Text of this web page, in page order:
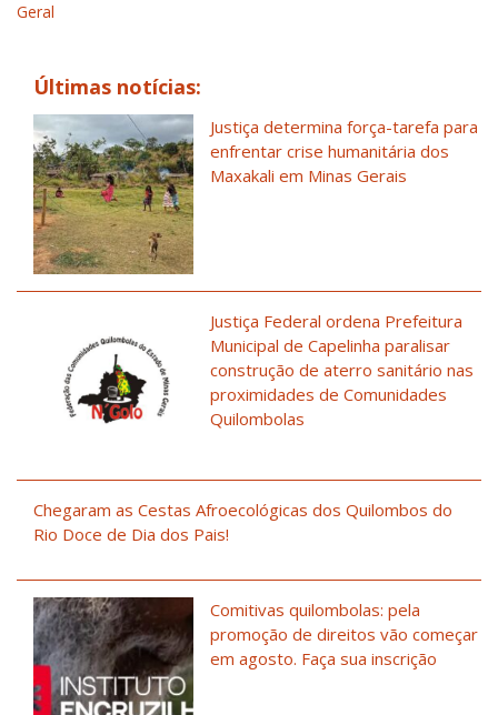
Geral
Últimas notícias:
Justiça determina força-tarefa para
enfrentar crise humanitária dos
Maxakali em Minas Gerais
Justiça Federal ordena Prefeitura
Municipal de Capelinha paralisar
construção de aterro sanitário nas
proximidades de Comunidades
Quilombolas
Chegaram as Cestas Afroecológicas dos Quilombos do
Rio Doce de Dia dos Pais!
Comitivas quilombolas: pela
promoção de direitos vão começar
em agosto. Faça sua inscrição